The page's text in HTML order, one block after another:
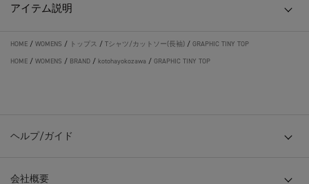
アイテム説明
HOME / WOMENS / トップス / Tシャツ/カットソー(長袖) / GRAPHIC TINY TOP
HOME / WOMENS / BRAND / kotohayokozawa / GRAPHIC TINY TOP
ヘルプ/ガイド
会社概要